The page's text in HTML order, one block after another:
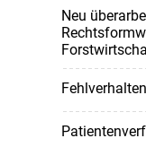
Neu